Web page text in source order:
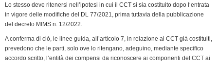
Lo stesso deve ritenersi nell’ipotesi in cui il CCT si sia costituito dopo l‘entrata
in vigore delle modifiche del DL 77/2021, prima tuttavia della pubblicazione
del decreto MIMS n. 12/2022.
A conferma di ciò, le linee guida, all’articolo 7, in relazione ai CCT già costituiti,
prevedono che le parti, solo ove lo ritengano, adeguino, mediante specifico
accordo scritto, l’entità dei compensi da riconoscere ai componenti del CCT ai